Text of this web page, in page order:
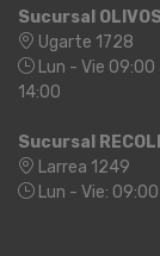
Sucursal
Ugarte 1728
Lun - Vie 09:00
14:00
Sucursal
Larrea 1249
Lun - Vie: